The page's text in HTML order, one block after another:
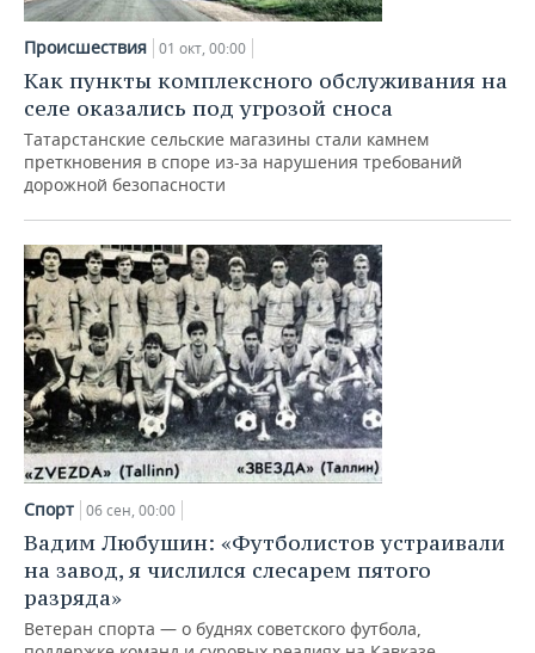
Происшествия 01 окт, 00:00
Как пункты комплексного обслуживания на
селе оказались под угрозой сноса
Татарстанские сельские магазины стали камнем
преткновения в споре из-за нарушения требований
дорожной безопасности
Спорт 06 сен, 00:00
Вадим Любушин: «Футболистов устраивали
на завод, я числился слесарем пятого
разряда»
Ветеран спорта — о буднях советского футбола,